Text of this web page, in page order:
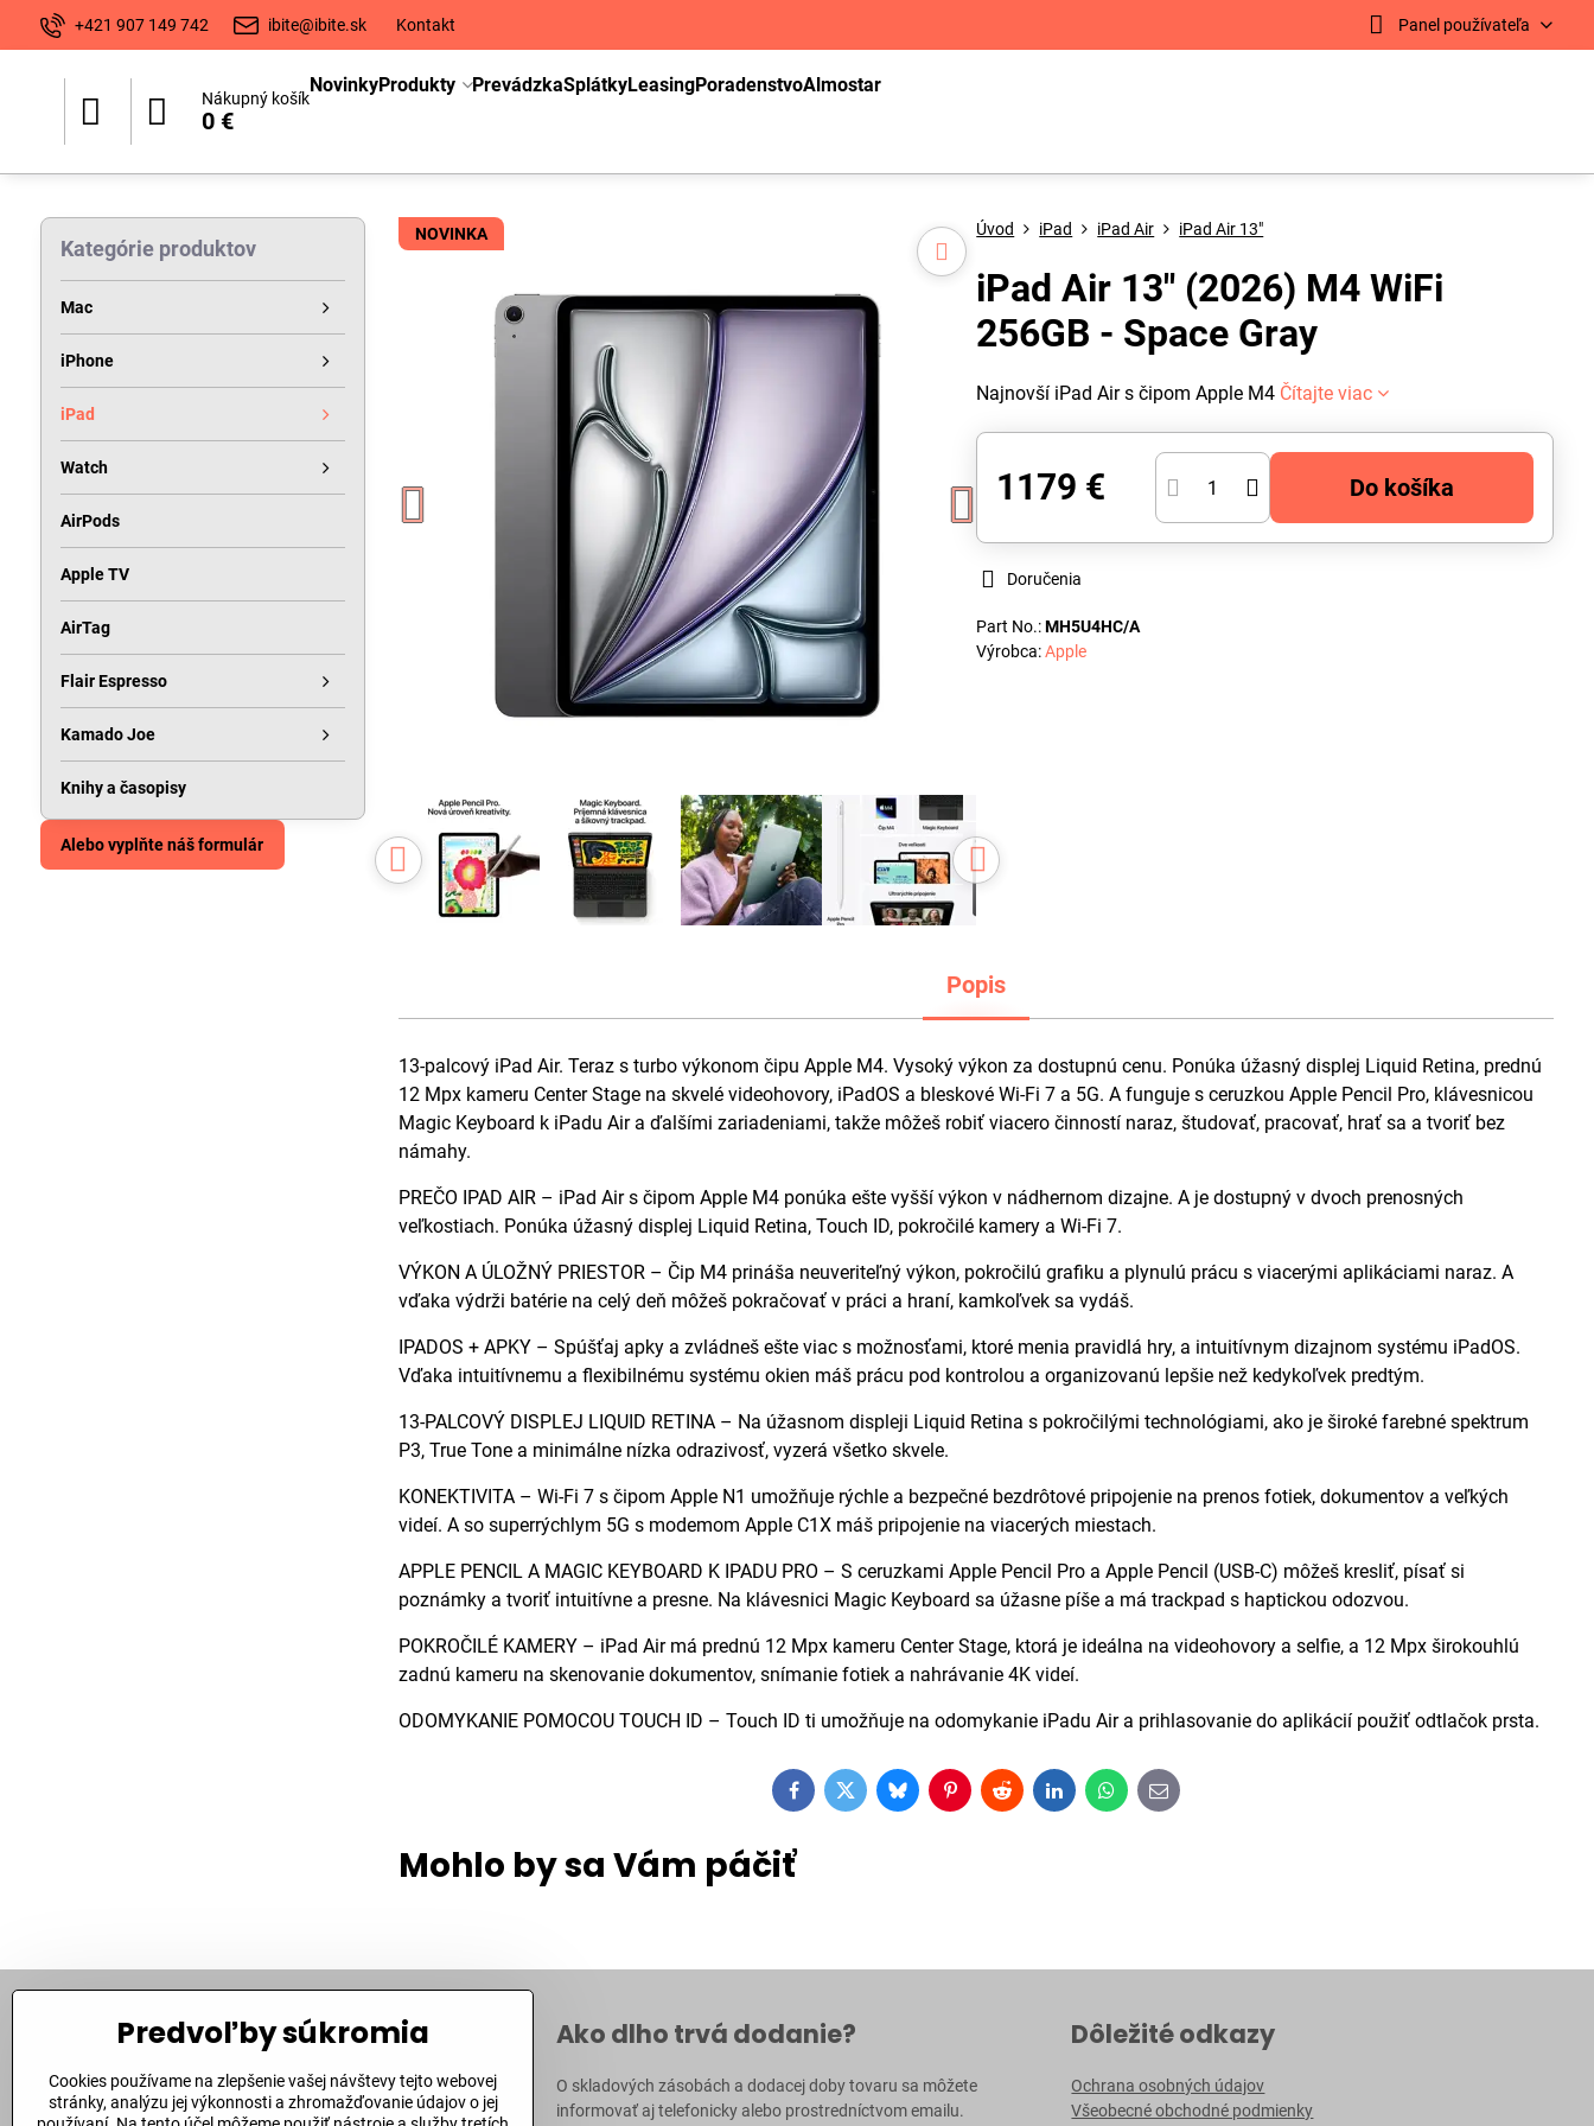
+421 907 149 742 ibite@ibite.sk Kontakt Panel používateľa
Nákupný košík
0 €
NovinkyProdukty PrevádzkaSplátkyLeasingPoradenstvoAlmostar
NOVINKA Úvod iPad iPad Air iPad Air 13"
iPad Air 13" (2026) M4 WiFi
256GB - Space Gray
Najnovší iPad Air s čipom Apple M4 Čítajte viac
1179 € Do košíka
Doručenia
Part No.:MH5U4HC/A
Výrobca:Apple
Popis
13-palcový iPad Air. Teraz s turbo výkonom čipu Apple M4. Vysoký výkon za dostupnú cenu. Ponúka úžasný displej Liquid Retina, prednú
12 Mpx kameru Center Stage na skvelé videohovory, iPadOS a bleskové Wi-Fi 7 a 5G. A funguje s ceruzkou Apple Pencil Pro, klávesnicou
Magic Keyboard k iPadu Air a ďalšími zariadeniami, takže môžeš robiť viacero činností naraz, študovať, pracovať, hrať sa a tvoriť bez
námahy.
PREČO IPAD AIR – iPad Air s čipom Apple M4 ponúka ešte vyšší výkon v nádhernom dizajne. A je dostupný v dvoch prenosných
veľkostiach. Ponúka úžasný displej Liquid Retina, Touch ID, pokročilé kamery a Wi-Fi 7.
VÝKON A ÚLOŽNÝ PRIESTOR – Čip M4 prináša neuveriteľný výkon, pokročilú grafiku a plynulú prácu s viacerými aplikáciami naraz. A
vďaka výdrži batérie na celý deň môžeš pokračovať v práci a hraní, kamkoľvek sa vydáš.
IPADOS + APKY – Spúšťaj apky a zvládneš ešte viac s možnosťami, ktoré menia pravidlá hry, a intuitívnym dizajnom systému iPadOS.
Vďaka intuitívnemu a flexibilnému systému okien máš prácu pod kontrolou a organizovanú lepšie než kedykoľvek predtým.
13-PALCOVÝ DISPLEJ LIQUID RETINA – Na úžasnom displeji Liquid Retina s pokročilými technológiami, ako je široké farebné spektrum
P3, True Tone a minimálne nízka odrazivosť, vyzerá všetko skvele.
KONEKTIVITA – Wi-Fi 7 s čipom Apple N1 umožňuje rýchle a bezpečné bezdrôtové pripojenie na prenos fotiek, dokumentov a veľkých
videí. A so superrýchlym 5G s modemom Apple C1X máš pripojenie na viacerých miestach.
APPLE PENCIL A MAGIC KEYBOARD K IPADU PRO – S ceruzkami Apple Pencil Pro a Apple Pencil (USB-C) môžeš kresliť, písať si
poznámky a tvoriť intuitívne a presne. Na klávesnici Magic Keyboard sa úžasne píše a má trackpad s haptickou odozvou.
POKROČILÉ KAMERY – iPad Air má prednú 12 Mpx kameru Center Stage, ktorá je ideálna na videohovory a selfie, a 12 Mpx širokouhlú
zadnú kameru na skenovanie dokumentov, snímanie fotiek a nahrávanie 4K videí.
ODOMYKANIE POMOCOU TOUCH ID – Touch ID ti umožňuje na odomykanie iPadu Air a prihlasovanie do aplikácií použiť odtlačok prsta.
FacebookTwitterBlueskyPinterestRedditLinkedInWhatsApp
E-
mail
Mohlo by sa Vám páčiť
Kategórie produktov
Mac
iPhone
iPad
Watch
AirPods
Apple TV
AirTag
Flair Espresso
Kamado Joe
Knihy a časopisy
Alebo vyplňte náš formulár
Kontakt
Bite Corporation, s​.r​.o​.
Fándlyho 1
Ako dlho trvá dodanie?
O skladových zásobách a dodacej doby tovaru sa môžete
informovať ajtelefonickyalebo prostredníctvomemailu.
Dôležité odkazy
Ochrana osobných údajov
Všeobecné obchodné podmienky
Predvoľby súkromia
Cookies používame na zlepšenie vašej návštevy tejto webovej
stránky, analýzu jej výkonnosti a zhromažďovanie údajov o jej